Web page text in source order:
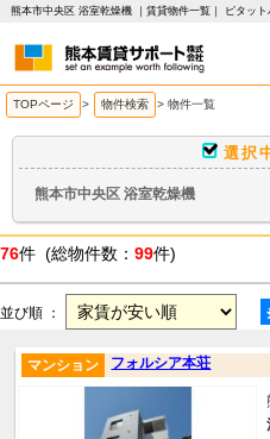
熊本市中央区 浴室乾燥機 ｜賃貸物件一覧｜ ピタッ
TOPページ > 物件検索 > 物件一覧
選択
熊本市中央区 浴室乾燥機
76件 (総物件数： 99件)
並び順 ：
フォルシア本荘
マンション